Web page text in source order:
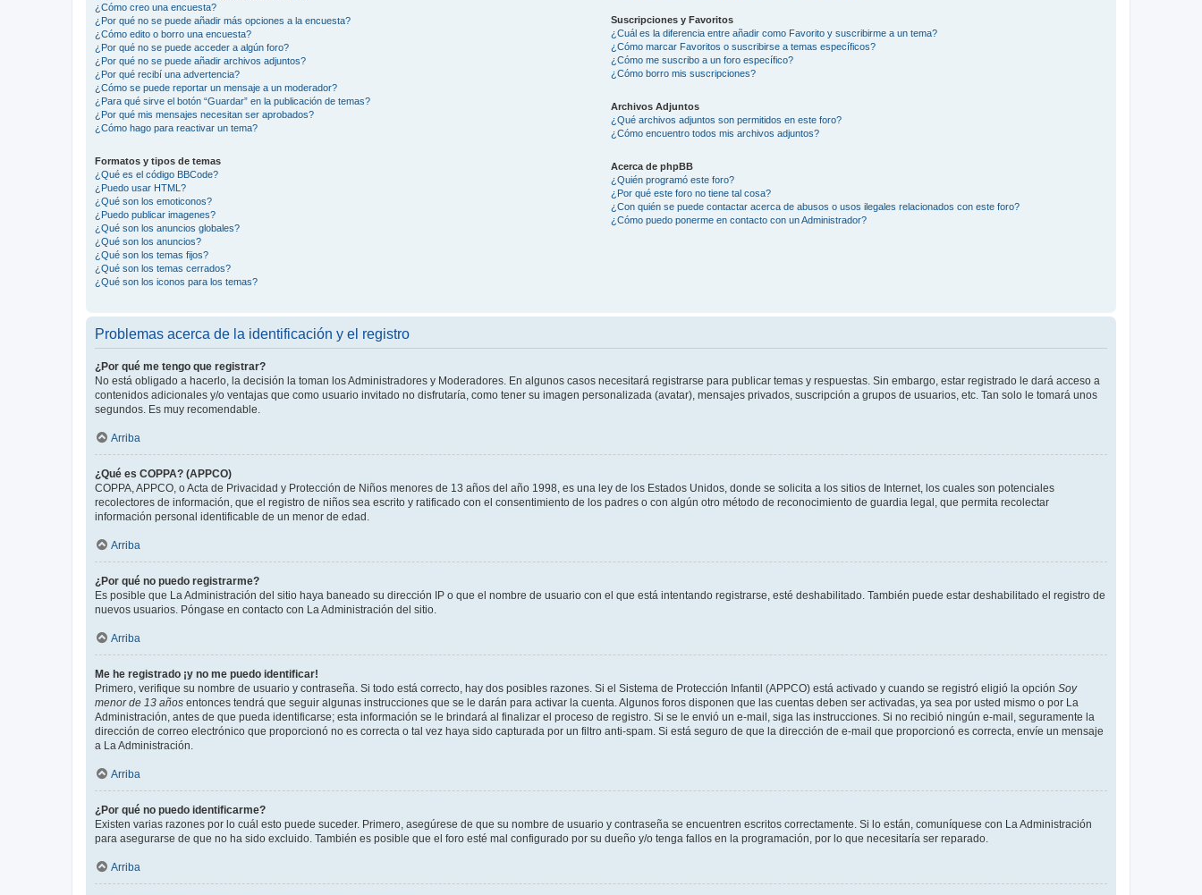
¿Cómo creo una encuesta?
¿Por qué no se puede añadir más opciones a la encuesta?
¿Cómo edito o borro una encuesta?
¿Por qué no se puede acceder a algún foro?
¿Por qué no se puede añadir archivos adjuntos?
¿Por qué recibí una advertencia?
¿Cómo se puede reportar un mensaje a un moderador?
¿Para qué sirve el botón “Guardar” en la publicación de temas?
¿Por qué mis mensajes necesitan ser aprobados?
¿Cómo hago para reactivar un tema?
Formatos y tipos de temas
¿Qué es el código BBCode?
¿Puedo usar HTML?
¿Qué son los emoticonos?
¿Puedo publicar imagenes?
¿Qué son los anuncios globales?
¿Qué son los anuncios?
¿Qué son los temas fijos?
¿Qué son los temas cerrados?
¿Qué son los iconos para los temas?
Suscripciones y Favoritos
¿Cuál es la diferencia entre añadir como Favorito y suscribirme a un tema?
¿Cómo marcar Favoritos o suscribirse a temas específicos?
¿Cómo me suscribo a un foro específico?
¿Cómo borro mis suscripciones?
Archivos Adjuntos
¿Qué archivos adjuntos son permitidos en este foro?
¿Cómo encuentro todos mis archivos adjuntos?
Acerca de phpBB
¿Quién programó este foro?
¿Por qué este foro no tiene tal cosa?
¿Con quién se puede contactar acerca de abusos o usos ilegales relacionados con este foro?
¿Cómo puedo ponerme en contacto con un Administrador?
Problemas acerca de la identificación y el registro
¿Por qué me tengo que registrar?
No está obligado a hacerlo, la decisión la toman los Administradores y Moderadores. En algunos casos necesitará registrarse para publicar temas y respuestas. Sin embargo, estar registrado le dará acceso a
contenidos adicionales y/o ventajas que como usuario invitado no disfrutaría, como tener su imagen personalizada (avatar), mensajes privados, suscripción a grupos de usuarios, etc. Tan solo le tomará unos
segundos. Es muy recomendable.
Arriba
¿Qué es COPPA? (APPCO)
COPPA, APPCO, o Acta de Privacidad y Protección de Niños menores de 13 años del año 1998, es una ley de los Estados Unidos, donde se solicita a los sitios de Internet, los cuales son potenciales
recolectores de información, que el registro de niños sea escrito y ratificado con el consentimiento de los padres o con algún otro método de reconocimiento de guardia legal, que permita recolectar
información personal identificable de un menor de edad.
Arriba
¿Por qué no puedo registrarme?
Es posible que La Administración del sitio haya baneado su dirección IP o que el nombre de usuario con el que está intentando registrarse, esté deshabilitado. También puede estar deshabilitado el registro de
nuevos usuarios. Póngase en contacto con La Administración del sitio.
Arriba
Me he registrado ¡y no me puedo identificar!
Primero, verifique su nombre de usuario y contraseña. Si todo está correcto, hay dos posibles razones. Si el Sistema de Protección Infantil (APPCO) está activado y cuando se registró eligió la opción Soy
menor de 13 años entonces tendrá que seguir algunas instrucciones que se le darán para activar la cuenta. Algunos foros disponen que las cuentas deben ser activadas, ya sea por usted mismo o por La
Administración, antes de que pueda identificarse; esta información se le brindará al finalizar el proceso de registro. Si se le envió un e-mail, siga las instrucciones. Si no recibió ningún e-mail, seguramente la
dirección de correo electrónico que proporcionó no es correcta o tal vez haya sido capturada por un filtro anti-spam. Si está seguro de que la dirección de e-mail que proporcionó es correcta, envíe un mensaje
a La Administración.
Arriba
¿Por qué no puedo identificarme?
Existen varias razones por lo cuál esto puede suceder. Primero, asegúrese de que su nombre de usuario y contraseña se encuentren escritos correctamente. Si lo están, comuníquese con La Administración
para asegurarse de que no ha sido excluido. También es posible que el foro esté mal configurado por su dueño y/o tenga fallos en la programación, por lo que necesitaría ser reparado.
Arriba